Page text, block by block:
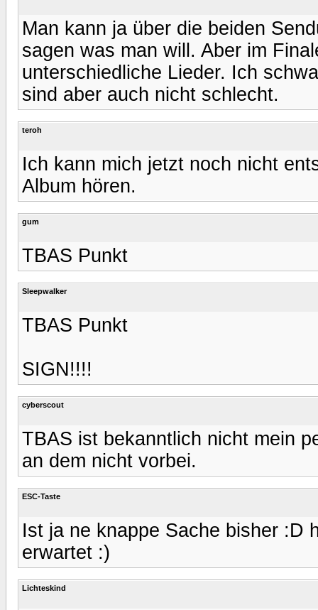
Man kann ja über die beiden
sagen was man will. Aber im
unterschiedliche Lieder. Ich
sind aber auch nicht schlecht.
teroh
Ich kann mich jetzt noch nicht
Album hören.
gum
TBAS Punkt
Sleepwalker
TBAS Punkt
SIGN!!!!
cyberscout
TBAS ist bekanntlich nicht mein
an dem nicht vorbei.
ESC-Taste
Ist ja ne knappe Sache bisher :D
erwartet :)
Lichteskind